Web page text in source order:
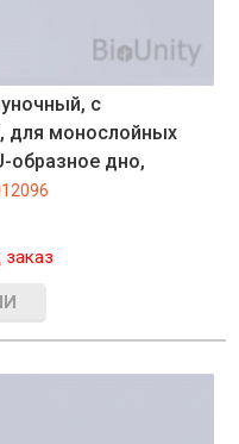
с
для монослойных
образное дно,
заказ